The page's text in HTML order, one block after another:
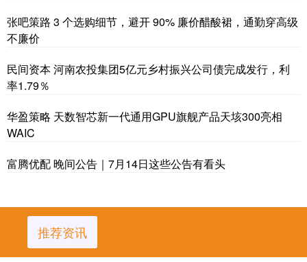
张吧策路 3 个选购细节，避开 90% 廉价醋酸裙，通勤穿高级
不廉价
民间资本 河南农投集团5亿元乡村振兴公司债完成发行，利
率1.79％
华盈策略 天数智芯新一代通用GPU旗舰产品天垓300亮相
WAIC
富腾优配 晚间公告｜7月14日这些公告有看头
推荐资讯